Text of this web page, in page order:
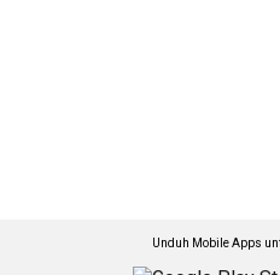
Unduh Mobile Apps